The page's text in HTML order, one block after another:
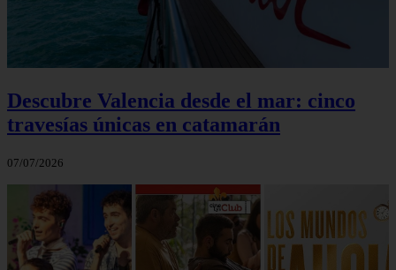
Descubre Valencia desde el mar: cinco
travesías únicas en catamarán
07/07/2026